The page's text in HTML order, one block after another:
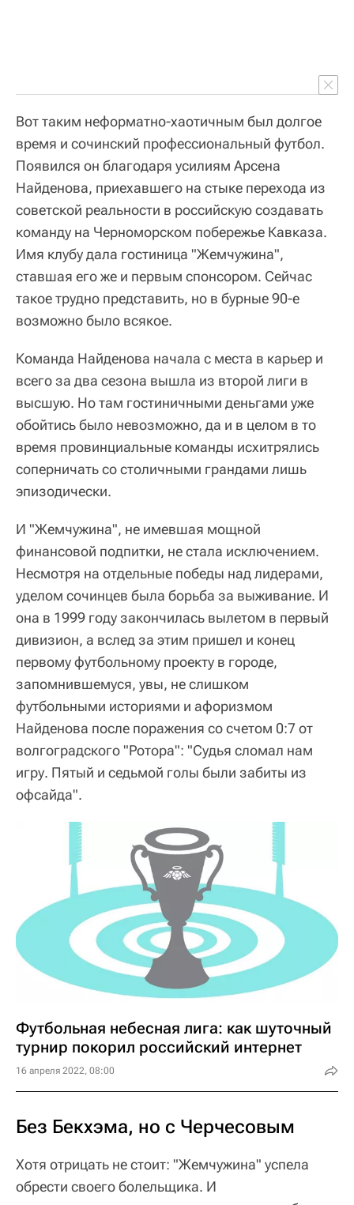
Вот таким неформатно-хаотичным был долгое
время и сочинский профессиональный футбол.
Появился он благодаря усилиям Арсена
Найденова, приехавшего на стыке перехода из
советской реальности в российскую создавать
команду на Черноморском побережье Кавказа.
Имя клубу дала гостиница "Жемчужина",
ставшая его же и первым спонсором. Сейчас
такое трудно представить, но в бурные 90-е
возможно было всякое.
Команда Найденова начала с места в карьер и
всего за два сезона вышла из второй лиги в
высшую. Но там гостиничными деньгами уже
обойтись было невозможно, да и в целом в то
время провинциальные команды исхитрялись
соперничать со столичными грандами лишь
эпизодически.
И "Жемчужина", не имевшая мощной
финансовой подпитки, не стала исключением.
Несмотря на отдельные победы над лидерами,
уделом сочинцев была борьба за выживание. И
она в 1999 году закончилась вылетом в первый
дивизион, а вслед за этим пришел и конец
первому футбольному проекту в городе,
запомнившемуся, увы, не слишком
футбольными историями и афоризмом
Найденова после поражения со счетом 0:7 от
волгоградского "Ротора": "Судья сломал нам
игру. Пятый и седьмой голы были забиты из
офсайда".
Футбольная небесная лига: как шуточный
турнир покорил российский интернет
16 апреля 2022, 08:00
Без Бекхэма, но с Черчесовым
Хотя отрицать не стоит: "Жемчужина" успела
обрести своего болельщика. И